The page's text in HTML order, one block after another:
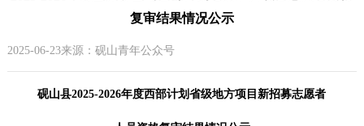
复审结果情况公示
2025-06-23来源：砚山青年公众号
砚山县2025-2026年度西部计划省级地方项目新招募志愿者